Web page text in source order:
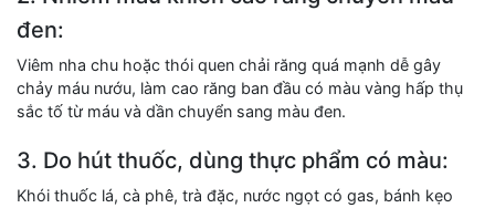
đen:
Viêm nha chu hoặc thói quen chải răng quá mạnh dễ gây
chảy máu nướu, làm cao răng ban đầu có màu vàng hấp thụ
sắc tố từ máu và dần chuyển sang màu đen.
3. Do hút thuốc, dùng thực phẩm có màu:
Khói thuốc lá, cà phê, trà đặc, nước ngọt có gas, bánh kẹo